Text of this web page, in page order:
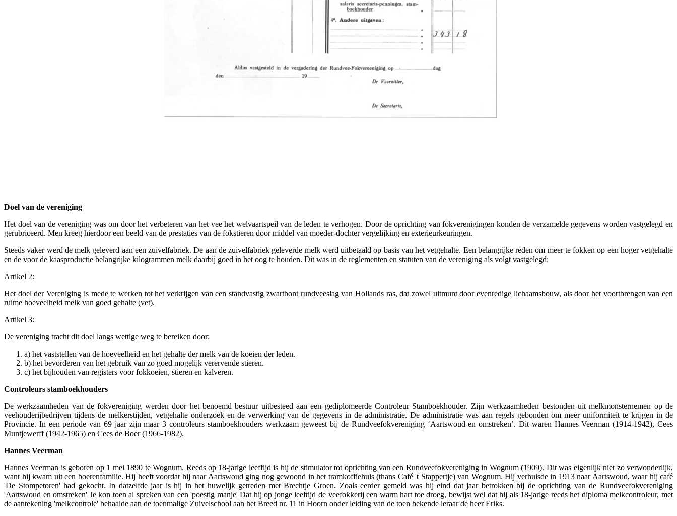
Doel van de vereniging
Het doel van de vereniging was om door het verbeteren van het vee het welvaartspeil van de leden te verhogen. Door de oprichting van fokverenigingen konden de verzamelde gegevens worden vastgelegd en
gerubriceerd. Men kreeg hierdoor een beeld van de prestaties van de fokstieren door middel van moeder-dochter vergelijking en exterieurkeuringen.
Steeds vaker werd de melk geleverd aan een zuivelfabriek. De aan de zuivelfabriek geleverde melk werd uitbetaald op basis van het vetgehalte. Een belangrijke reden om meer te fokken op een hoger vetgehalte
en de voor de kaasproductie belangrijke kilogrammen melk daarbij goed in het oog te houden. Dit was in de reglementen en statuten van de vereniging als volgt vastgelegd:
Artikel 2:
Het doel der Vereniging is mede te werken tot het verkrijgen van een standvastig zwartbont rundveeslag van Hollands ras, dat zowel uitmunt door evenredige lichaamsbouw, als door het voortbrengen van een
ruime hoeveelheid melk van goed gehalte (vet).
Artikel 3:
De vereniging tracht dit doel langs wettige weg te bereiken door:
a) het vaststellen van de hoeveelheid en het gehalte der melk van de koeien der leden.
b) het bevorderen van het gebruik van zo goed mogelijk verervende stieren.
c) het bijhouden van registers voor fokkoeien, stieren en kalveren.
Controleurs stamboekhouders
De werkzaamheden van de fokvereniging werden door het benoemd bestuur uitbesteed aan een gediplomeerde Controleur Stamboekhouder. Zijn werkzaamheden bestonden uit melkmonsternemen op de
veehouderijbedrijven tijdens de melkerstijden, vetgehalte onderzoek en de verwerking van de gegevens in de administratie. De administratie was aan regels gebonden om meer uniformiteit te krijgen in de
Provincie. In een periode van 69 jaar zijn maar 3 controleurs stamboekhouders werkzaam geweest bij de Rundveefokvereniging ‘Aartswoud en omstreken’. Dit waren Hannes Veerman (1914-1942), Cees
Muntjewerff (1942-1965) en Cees de Boer (1966-1982).
Hannes Veerman
Hannes Veerman is geboren op 1 mei 1890 te Wognum. Reeds op 18-jarige leeffijd is hij de stimulator tot oprichting van een Rundveefokvereniging in Wognum (1909). Dit was eigenlijk niet zo verwonderlijk,
want hij kwam uit een boerenfamilie. Hij heeft voordat hij naar Aartswoud ging nog gewoond in het tramkoffiehuis (thans Café 't Stappertje) van Wognum. Hij verhuisde in 1913 naar Aartswoud, waar hij café
'De Stompetoren' had gekocht. In datzelfde jaar is hij in het huwelijk getreden met Brechtje Groen. Zoals eerder gemeld was hij eind dat jaar betrokken bij de oprichting van de Rundveefokvereniging
'Aartswoud en omstreken' Je kon toen al spreken van een 'poestig manje' Dat hij op jonge leeftijd de veefokkerij een warm hart toe droeg, bewijst wel dat hij als 18-jarige reeds het diploma melkcontroleur, met
de aantekening 'melkcontrole' behaalde aan de toenmalige Zuivelschool aan het Breed nr. 11 in Hoorn onder leiding van de toen bekende leraar de heer Eriks.